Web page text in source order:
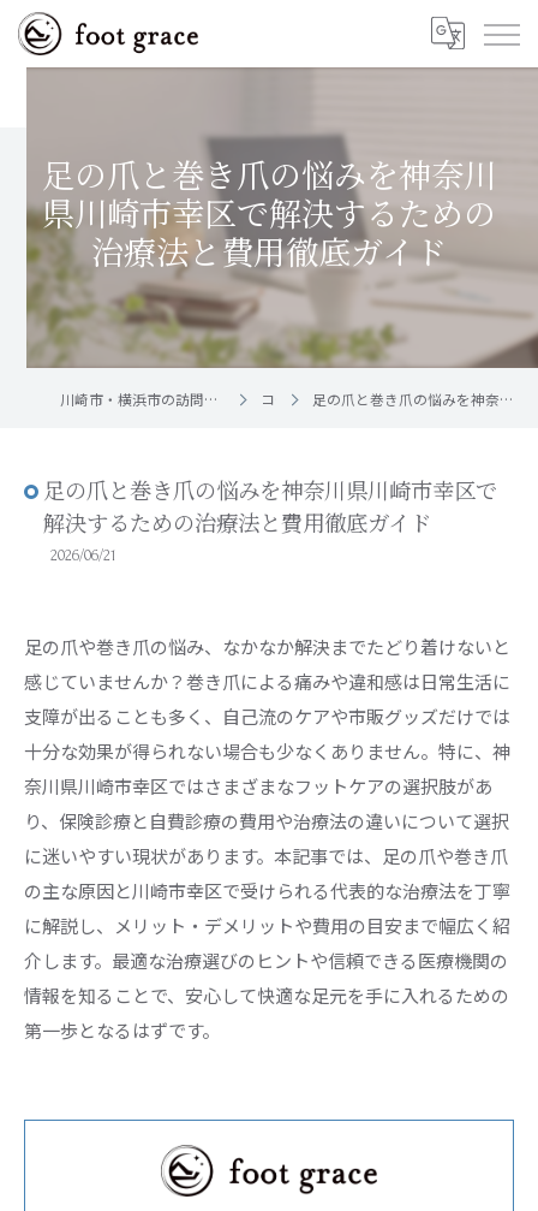
足の爪と巻き爪の悩みを神奈川
県川崎市幸区で解決するための
治療法と費用徹底ガイド
川崎市・横浜市の訪問フットケア｜足と爪のお手入れ屋さん foot grace コラム 足の爪と巻き爪の悩みを神奈川県川崎市幸区で解決するための治療法と費用徹底ガイド
足の爪と巻き爪の悩みを神奈川県川崎市幸区で
解決するための治療法と費用徹底ガイド
2026/06/21
足の爪や巻き爪の悩み、なかなか解決までたどり着けないと
感じていませんか？巻き爪による痛みや違和感は日常生活に
支障が出ることも多く、自己流のケアや市販グッズだけでは
十分な効果が得られない場合も少なくありません。特に、神
奈川県川崎市幸区ではさまざまなフットケアの選択肢があ
り、保険診療と自費診療の費用や治療法の違いについて選択
に迷いやすい現状があります。本記事では、足の爪や巻き爪
の主な原因と川崎市幸区で受けられる代表的な治療法を丁寧
に解説し、メリット・デメリットや費用の目安まで幅広く紹
介します。最適な治療選びのヒントや信頼できる医療機関の
情報を知ることで、安心して快適な足元を手に入れるための
第一歩となるはずです。